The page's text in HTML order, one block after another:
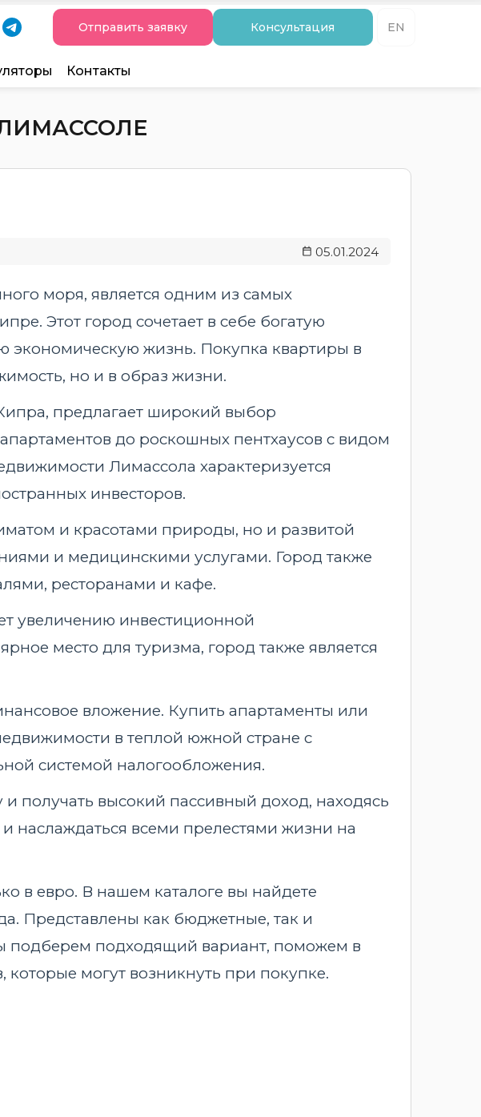
Отправить заявку Консультация EN
Контакты
05.01.2024
моря, является одним из самых
Этот город сочетает в себе богатую
экономическую жизнь. Покупка квартиры в
но и в образ жизни.
предлагает широкий выбор
до роскошных пентхаусов с видом
Лимассола характеризуется
инвесторов.
и красотами природы, но и развитой
и медицинскими услугами. Город также
ресторанами и кафе.
увеличению инвестиционной
место для туризма, город также является
вложение. Купить апартаменты или
в теплой южной стране с
системой налогообложения.
получать высокий пассивный доход, находясь
наслаждаться всеми прелестями жизни на
в евро. В нашем каталоге вы найдете
Представлены как бюджетные, так и
подберем подходящий вариант, поможем в
могут возникнуть при покупке.